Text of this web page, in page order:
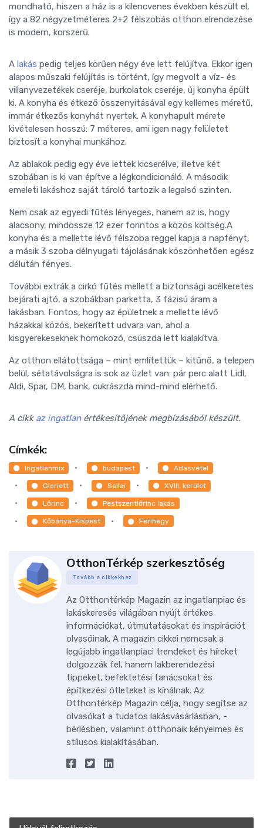
mondható, hiszen a ház is a kilencvenes években készült el,
így a 82 négyzetméteres 2+2 félszobás otthon elrendezése
is modern, korszerű.
A lakás pedig teljes körűen négy éve lett felújítva. Ekkor igen
alapos műszaki felújítás is történt, így megvolt a víz- és
villanyvezetékek cseréje, burkolatok cseréje, új konyha épült
ki. A konyha és étkező összenyitásával egy kellemes méretű,
immár étkezős konyhát nyertek. A konyhapult mérete
kivételesen hosszú: 7 méteres, ami igen nagy felületet
biztosít a konyhai munkához.
Az ablakok pedig egy éve lettek kicserélve, illetve két
szobában is ki van építve a légkondicionáló. A második
emeleti lakáshoz saját tároló tartozik a legalsó szinten.
Nem csak az egyedi fűtés lényeges, hanem az is, hogy
alacsony, mindössze 12 ezer forintos a közös költség.A
konyha és a mellette lévő félszoba reggel kapja a napfényt,
a másik 3 szoba délnyugati tájolásának köszönhetően egész
délután fényes.
További extrák a cirkó fűtés mellett a biztonsági acélkeretes
bejárati ajtó, a szobákban parketta, 3 fázisú áram a
lakásban. Fontos, hogy az épületnek a mellette lévő
házakkal közös, bekerített udvara van, ahol a
kisgyerekeseknek homokozó, csúszda lett kialakítva.
Az otthon ellátottsága – mint említettük – kitűnő, a telepen
belül, sétatávolságra is sok az üzlet van: pár perc alatt Lidl,
Aldi, Spar, DM, bank, cukrászda mind-mind elérhető.
A cikkaz ingatlanértékesítőjének megbízásából készült.
Címkék:
Ingatlanmix budapest Adásvétel
Gloriett Sallai XVIII. kerület
Lőrinc Pestszentlőrinc lakás
Kőbánya-Kispest Ferihegy
OtthonTérkép szerkesztőség
Tovább a cikkekhez
Az Otthontérkép Magazin az ingatlanpiac és
lakáskeresés világában nyújt értékes
információkat, útmutatásokat és inspirációt
olvasóinak. A magazin cikkei nemcsak a
legújabb ingatlanpiaci trendeket és híreket
dolgozzák fel, hanem lakberendezési
tippeket, befektetési tanácsokat és
építkezési ötleteket is kínálnak. Az
Otthontérkép Magazin célja, hogy segítse az
olvasókat a tudatos lakásvásárlásban, -
bérlésben, valamint otthonaik kényelmes és
stílusos kialakításában.